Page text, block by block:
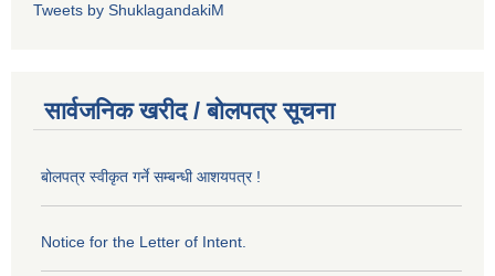
Tweets by ShuklagandakiM
सार्वजनिक खरीद / बोलपत्र सूचना
बोलपत्र स्वीकृत गर्ने सम्बन्धी आशयपत्र !
Notice for the Letter of Intent.